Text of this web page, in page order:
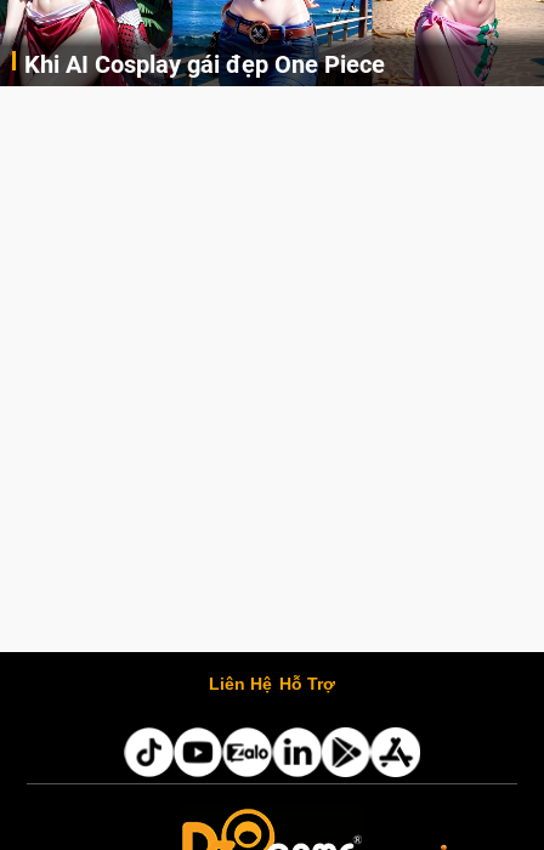
Cosplay Xiangling siêu cute
Liên Hệ Hỗ Trợ